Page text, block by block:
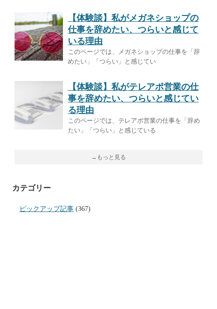
【体験談】私がメガネショップの
仕事を辞めたい、つらいと感じて
いる理由
このページでは、メガネショップの仕事を「辞
めたい」「つらい」と感じてい
【体験談】私がテレアポ営業の仕
事を辞めたい、つらいと感じてい
る理由
このページでは、テレアポ営業の仕事を「辞め
たい」「つらい」と感じている
→もっと見る
カテゴリー
ピックアップ記事 (367)